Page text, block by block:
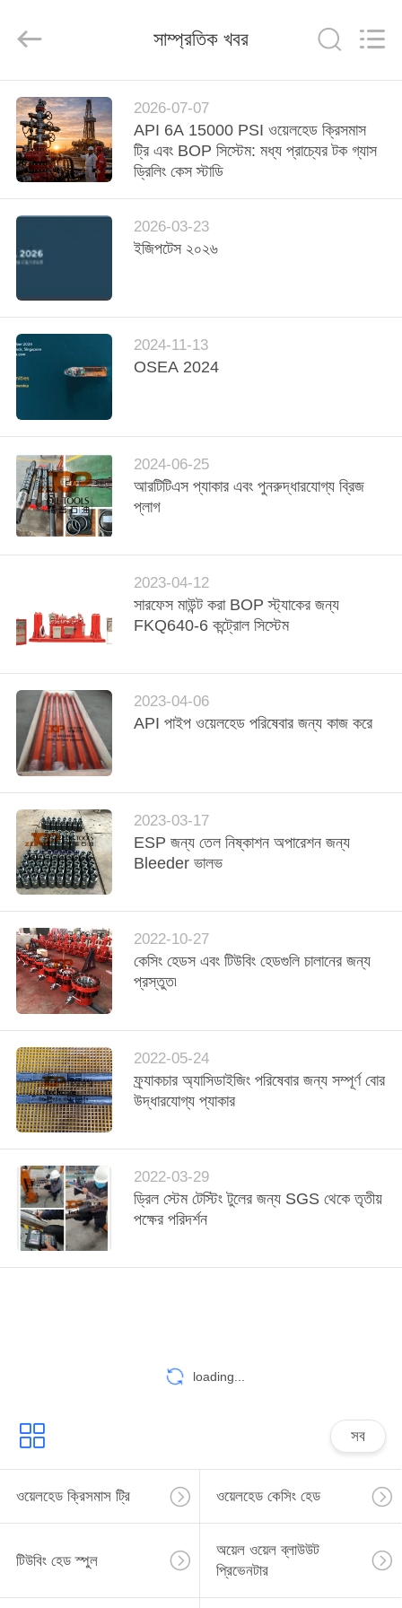
বাড়ি
পণ্য
আমাদের
কারখানা
ভ্রমণ
মান
নিয়ন্ত্রণ
যোগাযোগ
করুন
খবর
কেস
সাইট
ম্যাপ
PRIVACY
POLICY
TOOLS
CO.，
সাম্প্রতিক খবর
2026-07-07
API 6A 15000 PSI ওয়েলহেড ক্রিসমাস
ট্রি এবং BOP সিস্টেম: মধ্য প্রাচ্যের টক গ্যাস
ড্রিলিং কেস স্টাডি
2026-03-23
ইজিপটেস ২০২৬
2024-11-13
OSEA 2024
2024-06-25
আরটিটিএস প্যাকার এবং পুনরুদ্ধারযোগ্য ব্রিজ
প্লাগ
2023-04-12
সারফেস মাউন্ট করা BOP স্ট্যাকের জন্য
FKQ640-6 কন্ট্রোল সিস্টেম
2023-04-06
API পাইপ ওয়েলহেড পরিষেবার জন্য কাজ করে
2023-03-17
ESP জন্য তেল নিষ্কাশন অপারেশন জন্য
Bleeder ভালভ
2022-10-27
কেসিং হেডস এবং টিউবিং হেডগুলি চালানের জন্য
প্রস্তুত৷
2022-05-24
ফ্র্যাকচার অ্যাসিডাইজিং পরিষেবার জন্য সম্পূর্ণ বোর
উদ্ধারযোগ্য প্যাকার
2022-03-29
ড্রিল স্টেম টেস্টিং টুলের জন্য SGS থেকে তৃতীয়
পক্ষের পরিদর্শন
loading...
সব
ওয়েলহেড ক্রিসমাস ট্রি ওয়েলহেড কেসিং হেড
টিউবিং হেড স্পুল
অয়েল ওয়েল ব্লাউউট
প্রিভেনটার